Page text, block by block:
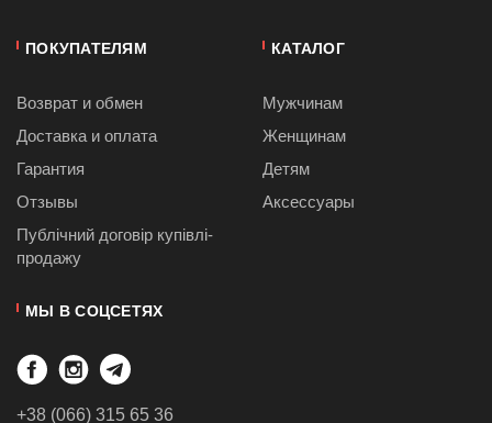
ПОКУПАТЕЛЯМ
Возврат и обмен
Доставка и оплата
Гарантия
Отзывы
Публiчний договiр купівлі-
продажу
КАТАЛОГ
Мужчинам
Женщинам
Детям
Аксессуары
МЫ В СОЦСЕТЯХ
+38 (066) 315 65 36